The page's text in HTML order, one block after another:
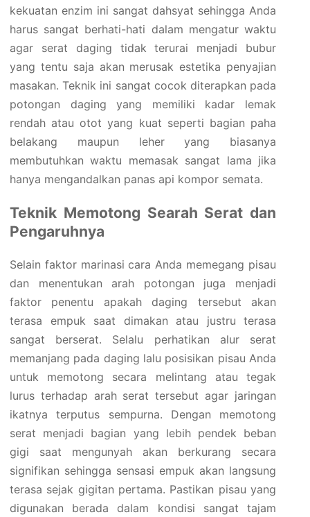
kekuatan enzim ini sangat dahsyat sehingga Anda
harus sangat berhati-hati dalam mengatur waktu
agar serat daging tidak terurai menjadi bubur
yang tentu saja akan merusak estetika penyajian
masakan. Teknik ini sangat cocok diterapkan pada
potongan daging yang memiliki kadar lemak
rendah atau otot yang kuat seperti bagian paha
belakang maupun leher yang biasanya
membutuhkan waktu memasak sangat lama jika
hanya mengandalkan panas api kompor semata.
Teknik Memotong Searah Serat dan
Pengaruhnya
Selain faktor marinasi cara Anda memegang pisau
dan menentukan arah potongan juga menjadi
faktor penentu apakah daging tersebut akan
terasa empuk saat dimakan atau justru terasa
sangat berserat. Selalu perhatikan alur serat
memanjang pada daging lalu posisikan pisau Anda
untuk memotong secara melintang atau tegak
lurus terhadap arah serat tersebut agar jaringan
ikatnya terputus sempurna. Dengan memotong
serat menjadi bagian yang lebih pendek beban
gigi saat mengunyah akan berkurang secara
signifikan sehingga sensasi empuk akan langsung
terasa sejak gigitan pertama. Pastikan pisau yang
digunakan berada dalam kondisi sangat tajam